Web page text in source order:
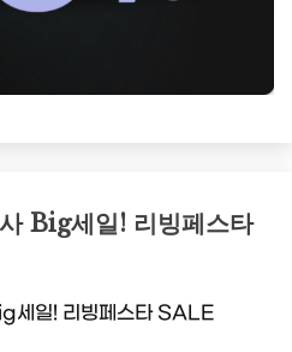
Big세일! 리빙페스타